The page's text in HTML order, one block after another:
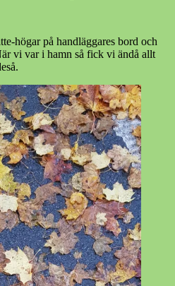
högar på handläggares bord och
vi var i hamn så fick vi ändå allt